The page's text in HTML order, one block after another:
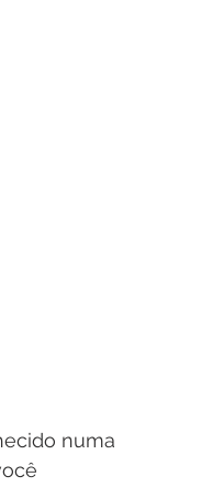
numa